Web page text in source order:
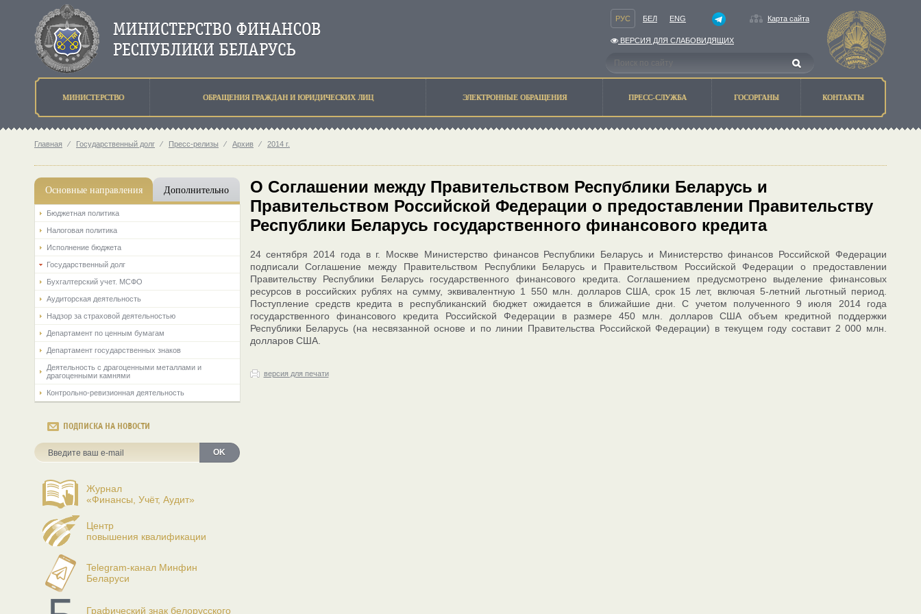
РУС БЕЛ ENG Карта сайта
ВЕРСИЯ ДЛЯ СЛАБОВИДЯЩИХ
МИНИСТЕРСТВО ОБРАЩЕНИЯ ГРАЖДАН И ЮРИДИЧЕСКИХ ЛИЦ ЭЛЕКТРОННЫЕ ОБРАЩЕНИЯ ПРЕСС-СЛУЖБА ГОСОРГАНЫ КОНТАКТЫ
Главная ⁄ Государственный долг ⁄ Пресс-релизы ⁄ Архив ⁄ 2014 г.
Основные направления Дополнительно
Бюджетная политика
Налоговая политика
Исполнение бюджета
Государственный долг
Бухгалтерский учет. МСФО
Аудиторская деятельность
Надзор за страховой деятельностью
Департамент по ценным бумагам
Департамент государственных знаков
Деятельность с драгоценными металлами и
драгоценными камнями
Контрольно-ревизионная деятельность
ПОДПИСКА НА НОВОСТИ
OK
Журнал
«Финансы, Учёт, Аудит»
Центр
повышения квалификации
Telegram-канал Минфин
Беларуси
Графический знак белорусского
О Соглашении между Правительством Республики Беларусь и
Правительством Российской Федерации о предоставлении Правительству
Республики Беларусь государственного финансового кредита
24 сентября 2014 года в г. Москве Министерство финансов Республики Беларусь и Министерство финансов Российской Федерации
подписали Соглашение между Правительством Республики Беларусь и Правительством Российской Федерации о предоставлении
Правительству Республики Беларусь государственного финансового кредита. Соглашением предусмотрено выделение финансовых
ресурсов в российских рублях на сумму, эквивалентную 1 550 млн. долларов США, срок 15 лет, включая 5-летний льготный период.
Поступление средств кредита в республиканский бюджет ожидается в ближайшие дни. С учетом полученного 9 июля 2014 года
государственного финансового кредита Российской Федерации в размере 450 млн. долларов США объем кредитной поддержки
Республики Беларусь (на несвязанной основе и по линии Правительства Российской Федерации) в текущем году составит 2 000 млн.
долларов США.
версия для печати